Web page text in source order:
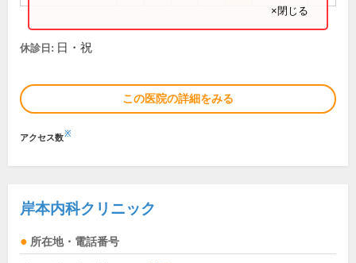
×閉じる
休診日: 日・祝
この医院の詳細をみる
アクセス数※
岸本内科クリニック
所在地・電話番号